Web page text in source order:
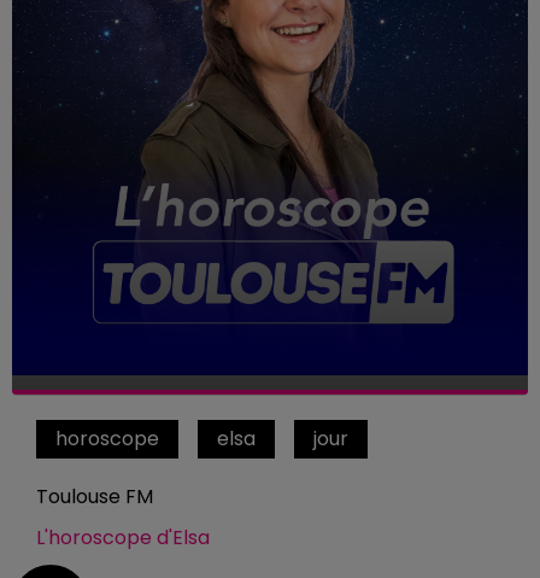
horoscope elsa jour
Toulouse FM
L'horoscope d'Elsa